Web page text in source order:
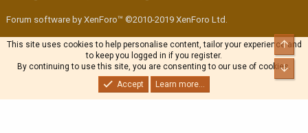
Forum software by XenForo™ ©2010-2019 XenForo Ltd.
This site uses cookies to help personalise content, tailor your experience and
to keep you logged in if you register.
By continuing to use this site, you are consenting to our use of cookies.
Accept
Learn more...
Top